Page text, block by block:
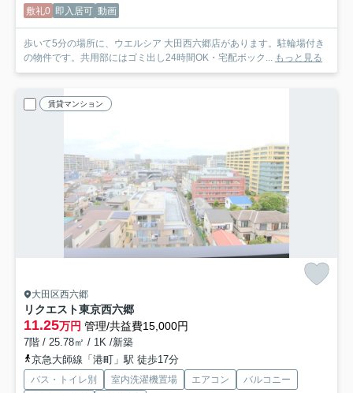
敷礼0 即入居可 動画
歩いて5分の場所に、ウエルシア 大田西六郷店があります。駐輪場付き
の物件です。共用部にはゴミ出し24時間OK・宅配ボック...
もっと見る
賃貸マンション
大田区西六郷
リクエスト東京西六郷
11.25万円 管理/共益費15,000円
7階 / 25.78㎡ / 1K /新築
京急大師線「港町」駅 徒歩17分
バス・トイレ別 室内洗濯機置場 エアコン
バルコニー